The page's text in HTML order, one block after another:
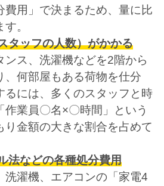
費用」で決まるため、量に比
。
タッフの人数）がかかる
ンス、洗濯機などを2階から
、何部屋もある荷物を仕分
るには、多くのスタッフと時
作業員〇名×〇時間」という
り金額の大きな割合を占めて
法などの各種処分費用
洗濯機、エアコンの「家電4